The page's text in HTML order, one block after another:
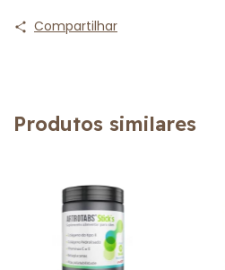
Compartilhar
Produtos similares